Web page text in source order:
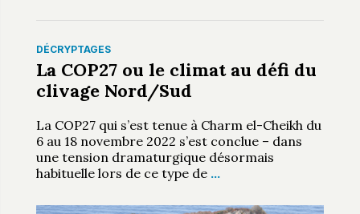
DÉCRYPTAGES
La COP27 ou le climat au défi du
clivage Nord/Sud
La COP27 qui s’est tenue à Charm el-Cheikh du
6 au 18 novembre 2022 s’est conclue – dans
une tension dramaturgique désormais
habituelle lors de ce type de …